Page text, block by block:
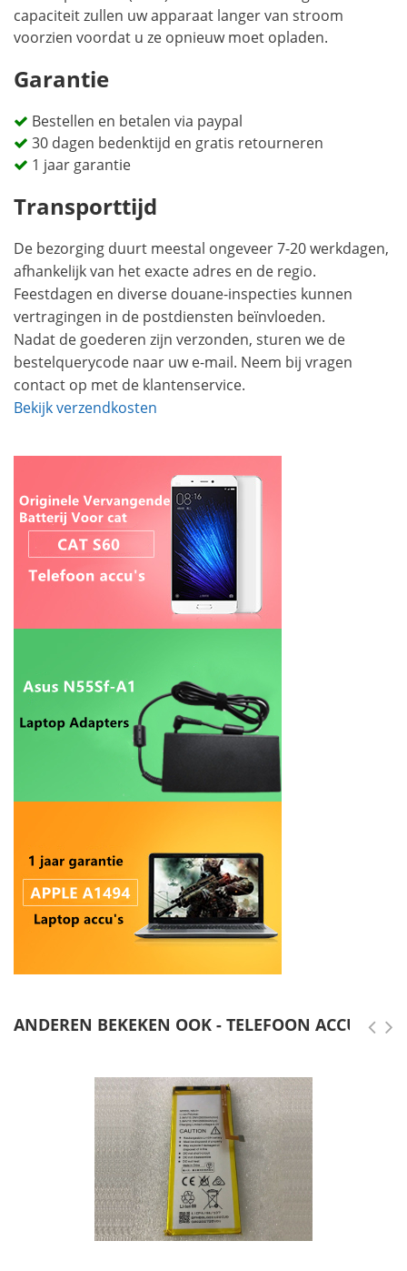
capaciteit zullen uw apparaat langer van stroom
voorzien voordat u ze opnieuw moet opladen.
Garantie
Bestellen en betalen via paypal
30 dagen bedenktijd en gratis retourneren
1 jaar garantie
Transporttijd
De bezorging duurt meestal ongeveer 7-20 werkdagen,
afhankelijk van het exacte adres en de regio.
Feestdagen en diverse douane-inspecties kunnen
vertragingen in de postdiensten beïnvloeden.
Nadat de goederen zijn verzonden, sturen we de
bestelquerycode naar uw e-mail. Neem bij vragen
contact op met de klantenservice.
Bekijk verzendkosten
ANDEREN BEKEKEN OOK - TELEFOON ACCU'S